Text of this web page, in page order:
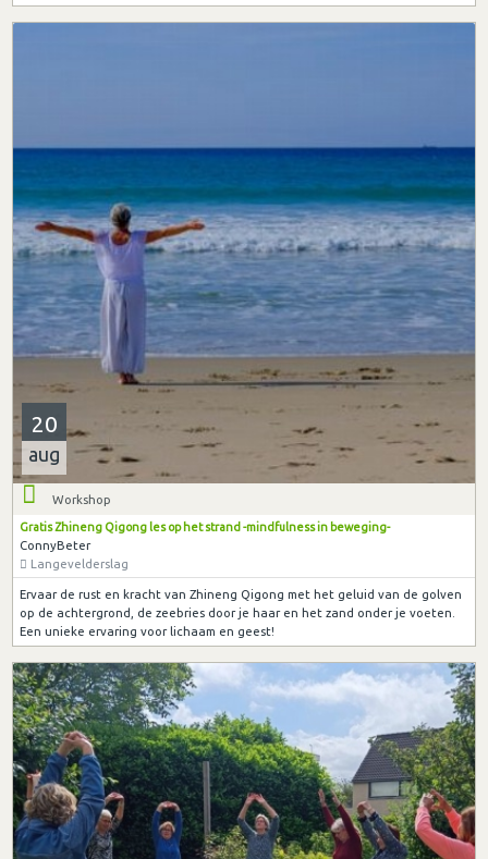
20
aug
Workshop
Gratis Zhineng Qigong les op het strand -mindfulness in beweging-
ConnyBeter
Langevelderslag
Ervaar de rust en kracht van Zhineng Qigong met het geluid van de golven
op de achtergrond, de zeebries door je haar en het zand onder je voeten.
Een unieke ervaring voor lichaam en geest!